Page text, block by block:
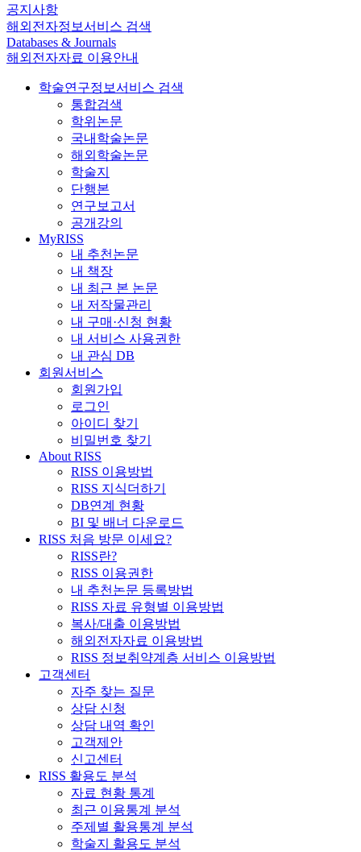
공지사항
해외전자정보서비스 검색
Databases & Journals
해외전자자료 이용안내
학술연구정보서비스 검색
통합검색
학위논문
국내학술논문
해외학술논문
학술지
단행본
연구보고서
공개강의
MyRISS
내 추천논문
내 책장
내 최근 본 논문
내 저작물관리
내 구매·신청 현황
내 서비스 사용권한
내 관심 DB
회원서비스
회원가입
로그인
아이디 찾기
비밀번호 찾기
About RISS
RISS 이용방법
RISS 지식더하기
DB연계 현황
BI 및 배너 다운로드
RISS 처음 방문 이세요?
RISS란?
RISS 이용권한
내 추천논문 등록방법
RISS 자료 유형별 이용방법
복사/대출 이용방법
해외전자자료 이용방법
RISS 정보취약계층 서비스 이용방법
고객센터
자주 찾는 질문
상담 신청
상담 내역 확인
고객제안
신고센터
RISS 활용도 분석
자료 현황 통계
최근 이용통계 분석
주제별 활용통계 분석
학술지 활용도 분석